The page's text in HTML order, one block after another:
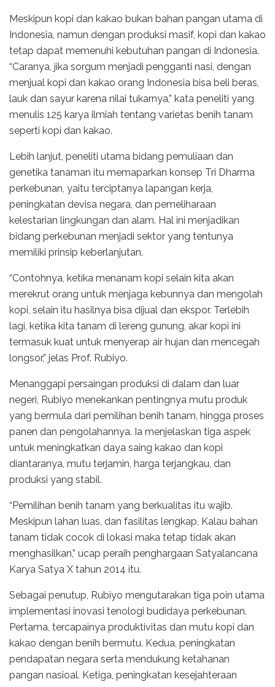
Meskipun kopi dan kakao bukan bahan pangan utama di
Indonesia, namun dengan produksi masif, kopi dan kakao
tetap dapat memenuhi kebutuhan pangan di Indonesia.
“Caranya, jika sorgum menjadi pengganti nasi, dengan
menjual kopi dan kakao orang Indonesia bisa beli beras,
lauk dan sayur karena nilai tukarnya,” kata peneliti yang
menulis 125 karya ilmiah tentang varietas benih tanam
seperti kopi dan kakao.
Lebih lanjut, peneliti utama bidang pemuliaan dan
genetika tanaman itu memaparkan konsep Tri Dharma
perkebunan, yaitu terciptanya lapangan kerja,
peningkatan devisa negara, dan pemeliharaan
kelestarian lingkungan dan alam. Hal ini menjadikan
bidang perkebunan menjadi sektor yang tentunya
memiliki prinsip keberlanjutan.
“Contohnya, ketika menanam kopi selain kita akan
merekrut orang untuk menjaga kebunnya dan mengolah
kopi, selain itu hasilnya bisa dijual dan ekspor. Terlebih
lagi, ketika kita tanam di lereng gunung, akar kopi ini
termasuk kuat untuk menyerap air hujan dan mencegah
longsor,” jelas Prof. Rubiyo.
Menanggapi persaingan produksi di dalam dan luar
negeri, Rubiyo menekankan pentingnya mutu produk
yang bermula dari pemilihan benih tanam, hingga proses
panen dan pengolahannya. Ia menjelaskan tiga aspek
untuk meningkatkan daya saing kakao dan kopi
diantaranya, mutu terjamin, harga terjangkau, dan
produksi yang stabil.
“Pemilihan benih tanam yang berkualitas itu wajib.
Meskipun lahan luas, dan fasilitas lengkap, Kalau bahan
tanam tidak cocok di lokasi maka tetap tidak akan
menghasilkan,” ucap peraih penghargaan Satyalancana
Karya Satya X tahun 2014 itu.
Sebagai penutup, Rubiyo mengutarakan tiga poin utama
implementasi inovasi tenologi budidaya perkebunan.
Pertama, tercapainya produktivitas dan mutu kopi dan
kakao dengan benih bermutu. Kedua, peningkatan
pendapatan negara serta mendukung ketahanan
pangan nasioal. Ketiga, peningkatan kesejahteraan